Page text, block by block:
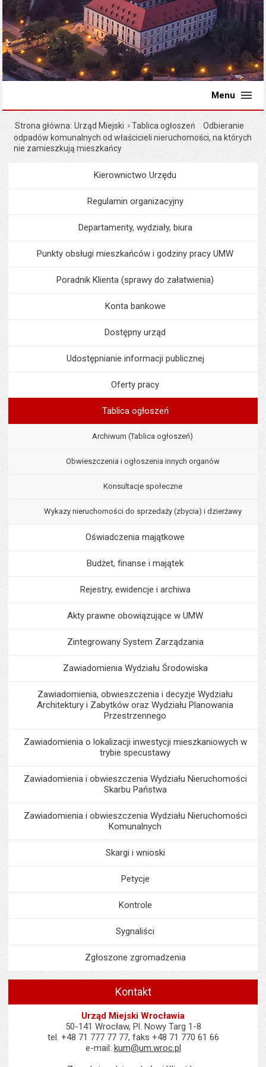
Menu
Strona główna Urząd Miejski Tablica ogłoszeń
Odbieranie
odpadów komunalnych od właścicieli nieruchomości, na których
nie zamieszkują mieszkańcy
MenuUrząd Miejski
Kierownictwo Urzędu
Regulamin organizacyjny
Departamenty, wydziały, biura
Punkty obsługi mieszkańców i godziny pracy UMW
Poradnik Klienta (sprawy do załatwienia)
Konta bankowe
Dostępny urząd
Udostępnianie informacji publicznej
Oferty pracy
Tablica ogłoszeń
Archiwum (Tablica ogłoszeń)
Obwieszczenia i ogłoszenia innych organów
Konsultacje społeczne
Wykazy nieruchomości do sprzedaży (zbycia) i dzierżawy
Oświadczenia majątkowe
Budżet, finanse i majątek
Rejestry, ewidencje i archiwa
Akty prawne obowiązujące w UMW
Zintegrowany System Zarządzania
Zawiadomienia Wydziału Środowiska
Zawiadomienia, obwieszczenia i decyzje Wydziału
Architektury i Zabytków oraz Wydziału Planowania
Przestrzennego
Zawiadomienia o lokalizacji inwestycji mieszkaniowych w
trybie specustawy
Zawiadomienia i obwieszczenia Wydziału Nieruchomości
Skarbu Państwa
Zawiadomienia i obwieszczenia Wydziału Nieruchomości
Komunalnych
Skargi i wnioski
Petycje
Kontrole
Sygnaliści
Zgłoszone zgromadzenia
Kontakt
Urząd Miejski Wrocławia
50-141 Wrocław, Pl. Nowy Targ 1-8
tel. +48 71 777 77 77, faks +48 71 770 61 66
e-mail: kum@um.wroc.pl